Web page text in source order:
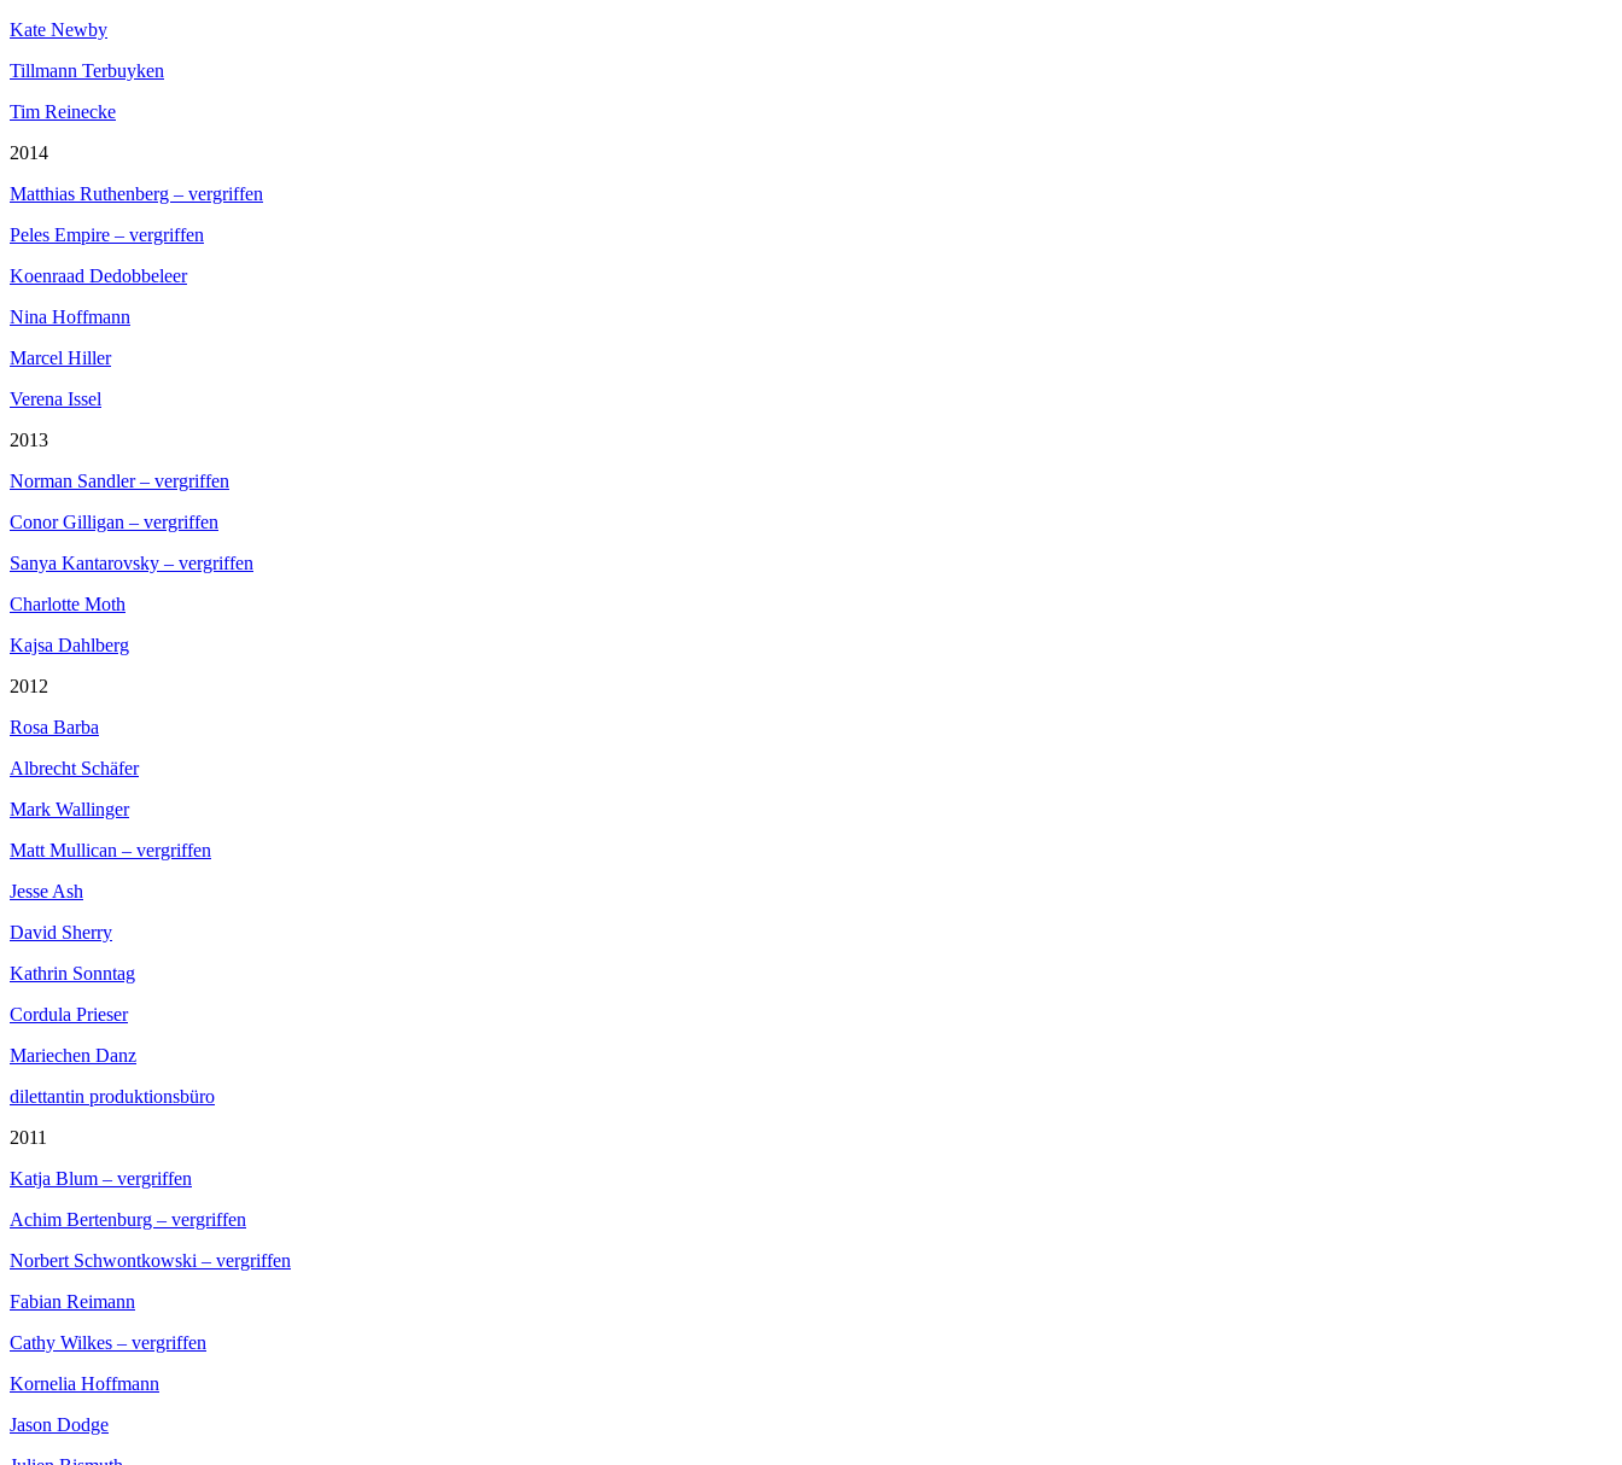
Kate Newby
Tillmann Terbuyken
Tim Reinecke
2014
Matthias Ruthenberg – vergriffen
Peles Empire – vergriffen
Koenraad Dedobbeleer
Nina Hoffmann
Marcel Hiller
Verena Issel
2013
Norman Sandler – vergriffen
Conor Gilligan – vergriffen
Sanya Kantarovsky – vergriffen
Charlotte Moth
Kajsa Dahlberg
2012
Rosa Barba
Albrecht Schäfer
Mark Wallinger
Matt Mullican – vergriffen
Jesse Ash
David Sherry
Kathrin Sonntag
Cordula Prieser
Mariechen Danz
dilettantin produktionsbüro
2011
Katja Blum – vergriffen
Achim Bertenburg – vergriffen
Norbert Schwontkowski – vergriffen
Fabian Reimann
Cathy Wilkes – vergriffen
Kornelia Hoffmann
Jason Dodge